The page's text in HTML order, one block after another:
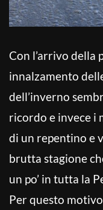
Con l’arrivo della
innalzamento
dell’inverno
ricordo e invece i
di un repentino e
brutta stagione
un po’ in tutta la
Per questo